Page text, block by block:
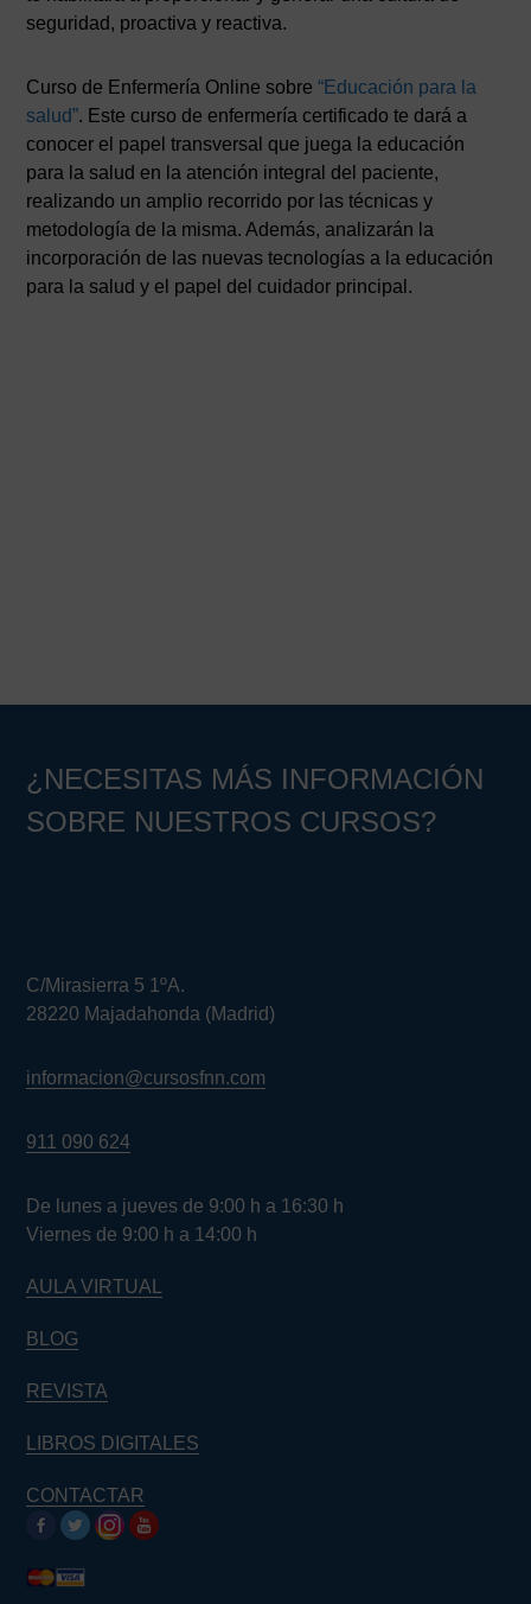
seguridad, proactiva y reactiva.
Curso de Enfermería Online sobre“Educación para la
salud”. Este curso de enfermería certificado te dará a
conocer el papel transversal que juega la educación
para la salud en la atención integral del paciente,
realizando un amplio recorrido por las técnicas y
metodología de la misma. Además, analizarán la
incorporación de las nuevas tecnologías a la educación
para la salud y el papel del cuidador principal.
¿NECESITAS MÁS INFORMACIÓN
SOBRE NUESTROS CURSOS?
C/Mirasierra 5 1ºA.
28220 Majadahonda (Madrid)
informacion@cursosfnn.com
911 090 624
De lunes a jueves de 9:00 h a 16:30 h
Viernes de 9:00 h a 14:00 h
AULA VIRTUAL
BLOG
REVISTA
LIBROS DIGITALES
CONTACTAR